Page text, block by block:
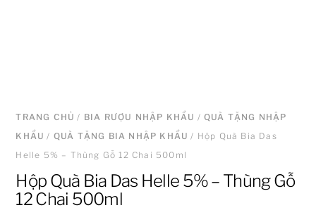
TRANG CHỦ / BIA RƯỢU NHẬP KHẨU /QUÀ TẶNG NHẬP
KHẨU / QUÀ TẶNG BIA NHẬP KHẨU / Hộp Quà Bia Das
Helle 5% – Thùng Gỗ 12 Chai 500ml
Hộp Quà Bia Das Helle 5% – Thùng Gỗ
12 Chai 500ml